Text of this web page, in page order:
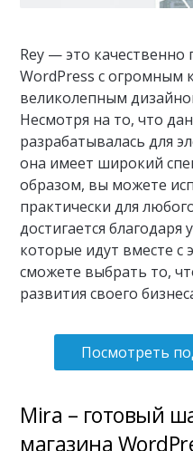
Rey — это качественно
WordPress с огромным
великолепным
Несмотря на то, что
разрабатывалась для
она имеет широкий
образом, вы можете
практически для
достигается
которые идут вместе с
сможете выбрать то,
развития своего
Посмотреть
Mira – готовый
магазина